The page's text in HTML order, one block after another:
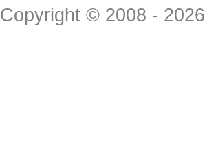
Copyright © 2008 -